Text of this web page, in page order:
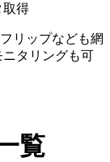
取得
リップなども網
タリングも可
覧